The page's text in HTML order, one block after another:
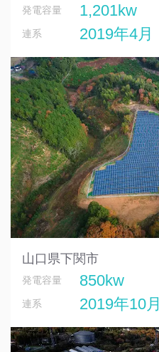
発電容量 1,201kw
連系 2019年4月
山口県下関市
発電容量 850kw
連系 2019年10月